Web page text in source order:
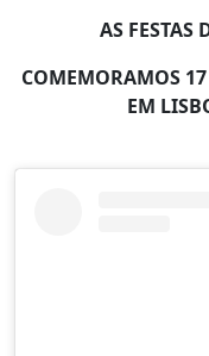
AS FESTAS
COMEMORAMOS
EM